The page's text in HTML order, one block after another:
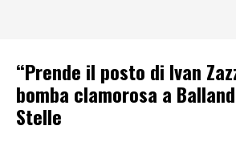
“Prende il posto di Ivan
bomba clamorosa a
Stelle